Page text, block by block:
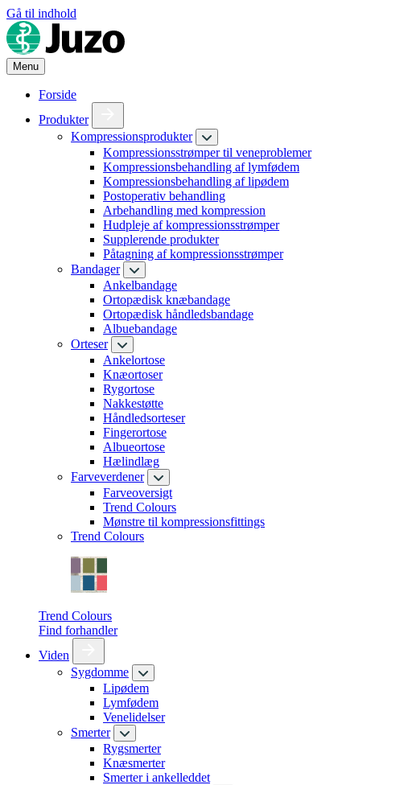
Gå til indhold
Menu
Forside
Produkter
Kompressionsprodukter
Kompressionsstrømper til veneproblemer
Kompressionsbehandling af lymfødem
Kompressionsbehandling af lipødem
Postoperativ behandling
Arbehandling med kompression
Hudpleje af kompressionsstrømper
Supplerende produkter
Påtagning af kompressionsstrømper
Bandager
Ankelbandage
Ortopædisk knæbandage
Ortopædisk håndledsbandage
Albuebandage
Orteser
Ankelortose
Knæortoser
Rygortose
Nakkestøtte
Håndledsorteser
Fingerortose
Albueortose
Hælindlæg
Farveverdener
Farveoversigt
Trend Colours
Mønstre til kompressionsfittings
Trend Colours
Trend Colours
Find forhandler
Viden
Sygdomme
Lipødem
Lymfødem
Venelidelser
Smerter
Rygsmerter
Knæsmerter
Smerter i ankelleddet